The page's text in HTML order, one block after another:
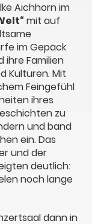
Aichhorn im
mit auf
im Gepäck
ihre Familien
Kulturen. Mit
Feingefühl
ihres
zu
und band
ein. Das
und der
deutlich:
noch lange
dann in